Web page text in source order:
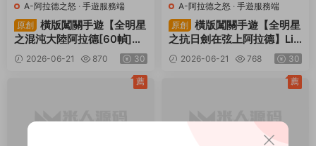
A-阿拉德之怒 · 手遊服務端
原創
橫版闖關手遊【全明星
之混沌大陸阿拉德[60幀]】
Linux手工服務端+全套前後
端源碼+WEB管理後台+GM
授權後台+安卓蘋果雙端+視
2026-06-21 870 30
A-阿拉德之怒 · 手遊服務端
原創
橫版闖關手遊【全明星
之抗日劍在弦上阿拉德】Lin
ux手工服務端+配套表+全功
能管理後台+GM授權後台
+安卓蘋果雙端+視頻架設教
2026-06-21 768 30
薦 薦